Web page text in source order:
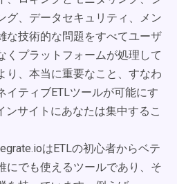
グ、データセキュリティ、メン
な技術的な問題をすべてユーザ
くプラットフォームが処理して
り、本当に重要なこと、すなわ
イティブETLツールが可能にす
ンサイトにあなたは集中するこ
はETLの初心者からベテ
にでも使えるツールであり、そ